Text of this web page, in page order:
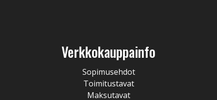
Verkkokauppainfo
Sopimusehdot
Toimitustavat
Maksutavat